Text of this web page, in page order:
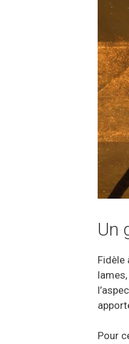
Un
Fidèle
Pour